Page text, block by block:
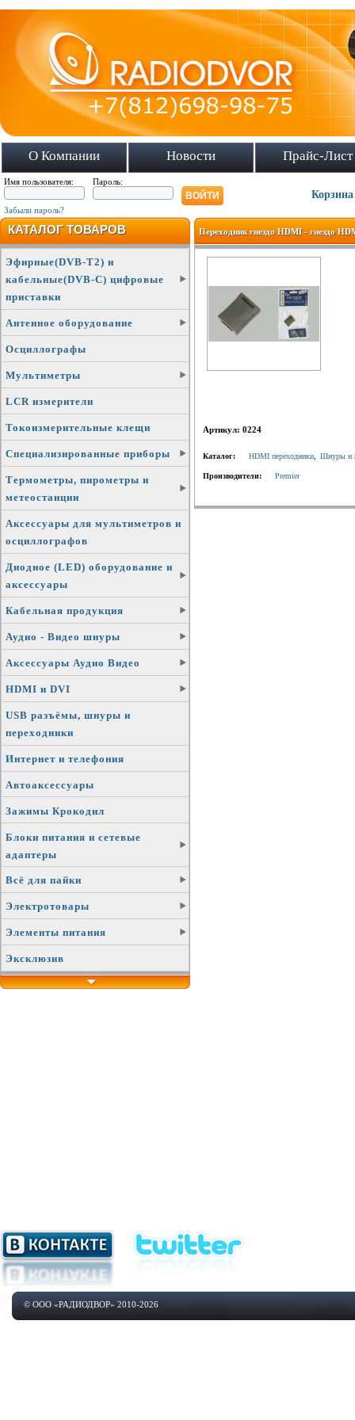
О Компании Новости Прайс-Лист
Имя пользователя: Пароль:
Забыли пароль?
Корзина
КАТАЛОГ ТОВАРОВ
Эфирные(DVB-T2) и
кабельные(DVB-C) цифровые
приставки
Антенное оборудование
Осциллографы
Мультиметры
LCR измерители
Токоизмерительные клещи
Специализированные приборы
Термометры, пирометры и
метеостанции
Аксессуары для мультиметров и
осциллографов
Диодное (LED) оборудование и
аксессуары
Кабельная продукция
Аудио - Видео шнуры
Аксессуары Аудио Видео
HDMI и DVI
USB разъёмы, шнуры и
переходники
Интернет и телефония
Автоаксессуары
Зажимы Крокодил
Блоки питания и сетевые
адаптеры
Всё для пайки
Электротовары
Элементы питания
Эксклюзив
Переходник гнездо HDMI - гнездо
Артикул: 0224
Каталог: HDMI переходники Шнуры и
Производители: Premier
© ООО «РАДИОДВОР» 2010-2026